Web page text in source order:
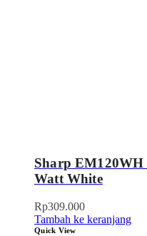
Sharp EM120WH
Watt White
Rp309.000
Tambah ke keranjang
Quick View